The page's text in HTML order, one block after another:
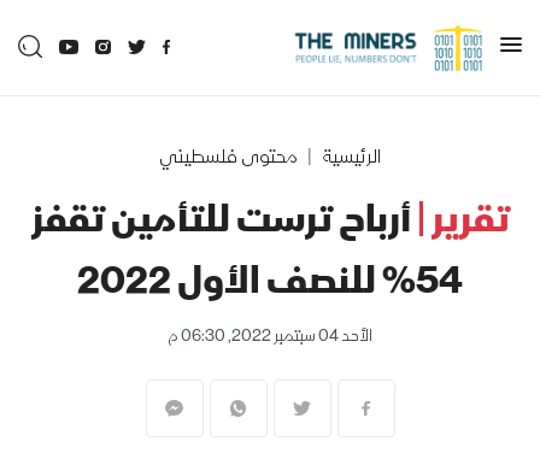
الرئيسية محتوى فلسطيني
تقرير |أرباح ترست للتأمين تقفز
54% للنصف الأول 2022
الأحد 04 سبتمبر 2022, 06:30 م